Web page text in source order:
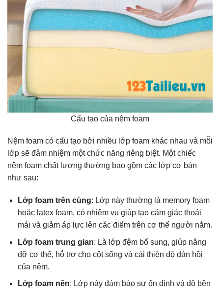
Cấu tạo của nệm foam
Nệm foam có cấu tạo bởi nhiều lớp foam khác nhau và mỗi
lớp sẽ đảm nhiệm một chức năng riêng biệt. Một chiếc
nệm foam chất lượng thường bao gồm các lớp cơ bản
như sau:
Lớp foam trên cùng: Lớp này thường là memory foam
hoặc latex foam, có nhiệm vụ giúp tạo cảm giác thoải
mái và giảm áp lực lên các điểm trên cơ thể người nằm.
Lớp foam trung gian: Là lớp đệm bổ sung, giúp nâng
đỡ cơ thể, hỗ trợ cho cột sống và cải thiện độ đàn hồi
của nệm.
Lớp foam nền: Lớp này đảm bảo sự ổn định và độ bền